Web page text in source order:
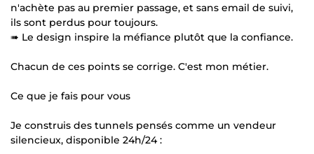
n'achète pas au premier passage, et sans email de suivi,
ils sont perdus pour toujours.
➠ Le design inspire la méfiance plutôt que la confiance.
Chacun de ces points se corrige. C'est mon métier.
Ce que je fais pour vous
Je construis des tunnels pensés comme un vendeur
silencieux, disponible 24h/24 :